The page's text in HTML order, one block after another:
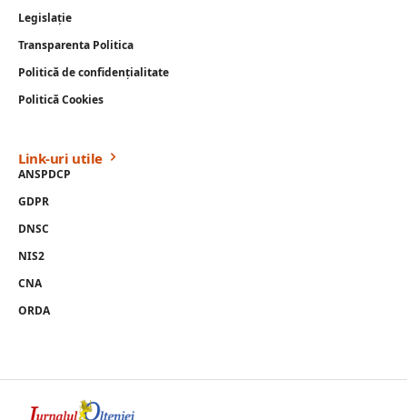
Legislație
Transparenta Politica
Politică de confidențialitate
Politică Cookies
Link-uri utile
ANSPDCP
GDPR
DNSC
NIS2
CNA
ORDA